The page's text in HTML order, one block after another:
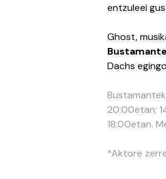
entzuleei
Ghost,
Dachs
20:00etan;
18:00etan.
*Aktore